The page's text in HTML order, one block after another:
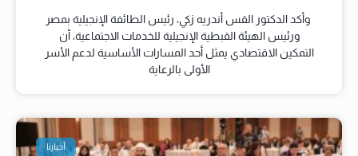
وأكد الدكتور القس أندريه زكي، رئيس الطائفة الإنجيلية بمصر
ورئيس الهيئة القبطية الإنجيلية للخدمات الاجتماعية، أن
التمكين الاقتصادي يمثل أحد المسارات الأساسية لدعم الأسر
الأولى بالرعاية
أخبارنا